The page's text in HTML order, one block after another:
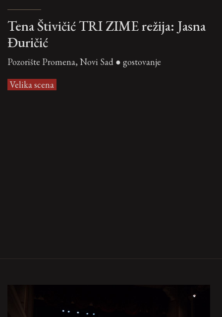
Tena Štivičić TRI ZIME režija: Jasna
Đuričić
Pozorište Promena, Novi Sad ● gostovanje
Velika scena